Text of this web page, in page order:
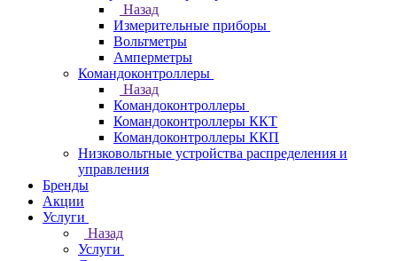
Назад
Измерительные приборы
Вольтметры
Амперметры
Командоконтроллеры
Назад
Командоконтроллеры
Командоконтроллеры ККТ
Командоконтроллеры ККП
Низковольтные устройства распределения и
управления
Бренды
Акции
Услуги
Назад
Услуги